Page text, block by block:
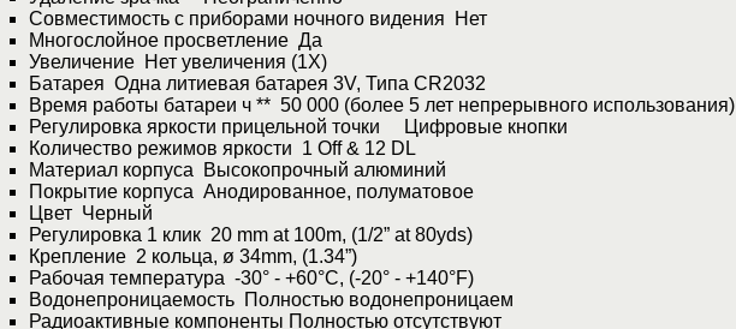
Совместимость с приборами ночного видения Нет
Многослойное просветление Да
Увеличение Нет увеличения (1X)
Батарея Одна литиевая батарея 3V, Типа CR2032
Время работы батареи ч ** 50 000 (более 5 лет непрерывного использования)
Регулировка яркости прицельной точки Цифровые кнопки
Количество режимов яркости 1 Off & 12 DL
Материал корпуса Высокопрочный алюминий
Покрытие корпуса Анодированное, полуматовое
Цвет Черный
Регулировка 1 клик 20 mm at 100m, (1/2” at 80yds)
Крепление 2 кольца, ø 34mm, (1.34”)
Рабочая температура -30° - +60°C, (-20° - +140°F)
Водонепроницаемость Полностью водонепроницаем
Радиоактивные компоненты Полностью отсутствуют